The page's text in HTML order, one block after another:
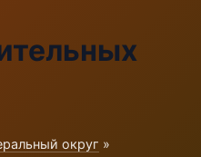
округ »